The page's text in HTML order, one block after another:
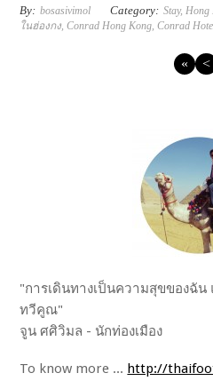
By: bosasivimol Category: Stay,Hong
ในฮ่องกง,Conrad Hong Kong,Conrad
« <
"การเดินทางเป็นความสุขของฉั
ทวีคูณ"
จูน ศศิวิมล - นักท่องเมือง
To know more ... http://